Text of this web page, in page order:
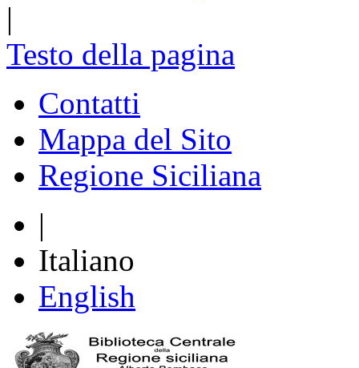
|
Testo della pagina
Contatti
Mappa del Sito
Regione Siciliana
|
Italiano
English